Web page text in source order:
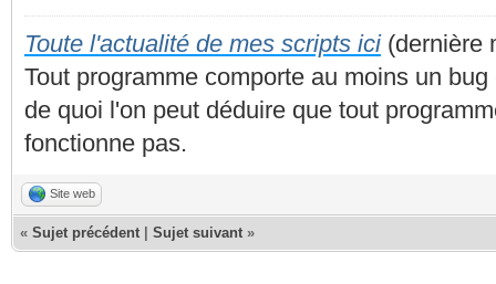
Toute l'actualité de mes scripts ici(dernière
Tout programme comporte au moins un
de quoi l'on peut déduire que tout
fonctionne pas.
Site web
« Sujet précédent Sujet suivant »